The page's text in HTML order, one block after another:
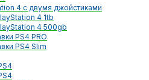
4 с двумя джойстиками
4 1tb
4 500gb
PS4 PRO
PS4 Slim